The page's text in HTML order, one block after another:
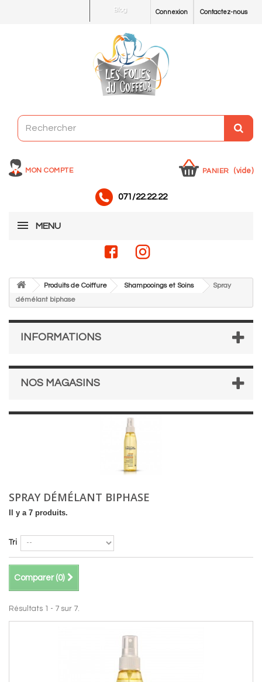
Contactez-nous
Connexion
Blog
MON COMPTE PANIER (vide)
071/22.22.22
MENU
Produits de Coiffure Shampooings et Soins
Spray
démélant biphase
INFORMATIONS
NOS MAGASINS
SPRAY DÉMÉLANT BIPHASE
Il y a 7 produits.
Tri
Comparer (0)
Résultats 1 - 7 sur 7.